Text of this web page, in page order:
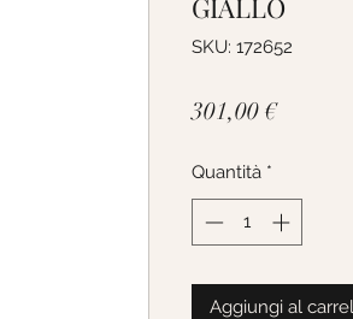
GIALLO
SKU: 172652
301,00 €Prezzo
Quantità *
Aggiungi al